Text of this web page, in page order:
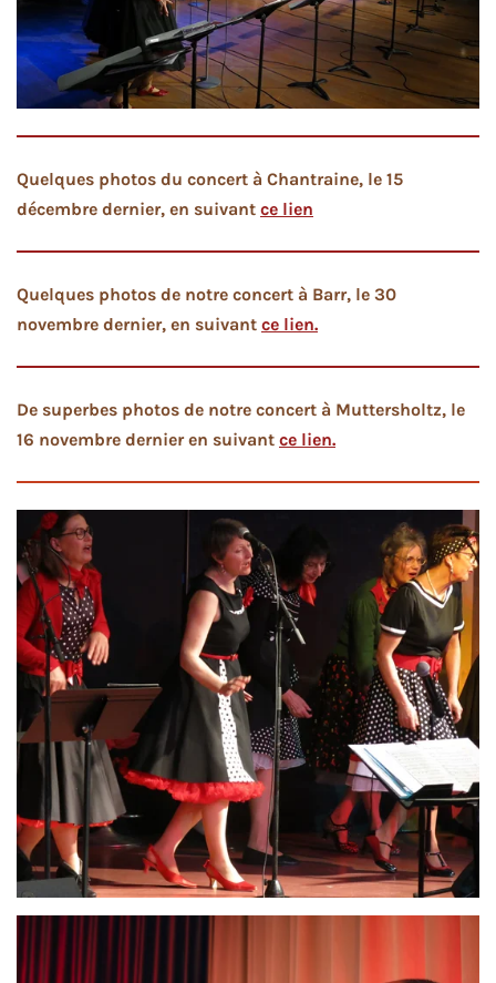
Quelques photos du concert à Chantraine, le 15
décembre dernier, en suivant ce lien
Quelques photos de notre concert à Barr, le 30
novembre dernier, en suivant ce lien.
De superbes photos de notre concert à Muttersholtz, le
16 novembre dernier en suivant ce lien.